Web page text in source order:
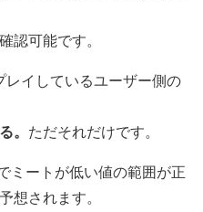
認可能です。
イしているユーザー側の
。 ただそれだけです。
ミートが低い値の範囲が正
想されます。